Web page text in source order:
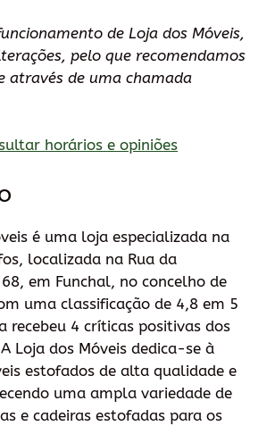
de Loja dos Móveis,
pelo que recomendamos
através de uma chamada
horários e opiniões
é uma loja especializada na
localizada na Rua da
em Funchal, no concelho de
uma classificação de 4,8 em 5
recebeu 4 críticas positivas dos
Loja dos Móveis dedica-se à
estofados de alta qualidade e
uma ampla variedade de
e cadeiras estofadas para os